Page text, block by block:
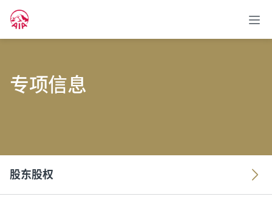
专项信息
股东股权